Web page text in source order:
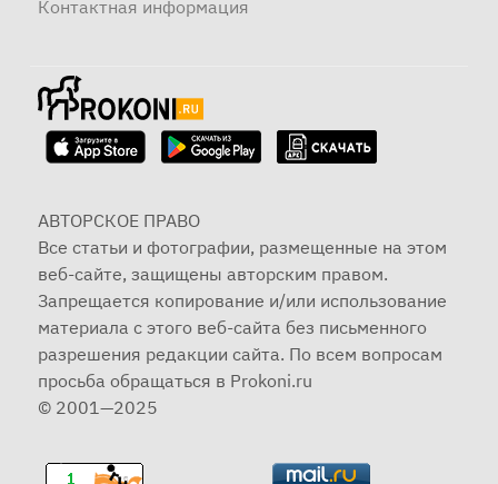
Контактная информация
АВТОРСКОЕ ПРАВО
Все статьи и фотографии, размещенные на этом
веб-сайте, защищены авторским правом.
Запрещается копирование и/или использование
материала с этого веб-сайта без письменного
разрешения редакции сайта. По всем вопросам
просьба обращаться в Prokoni.ru
© 2001—2025